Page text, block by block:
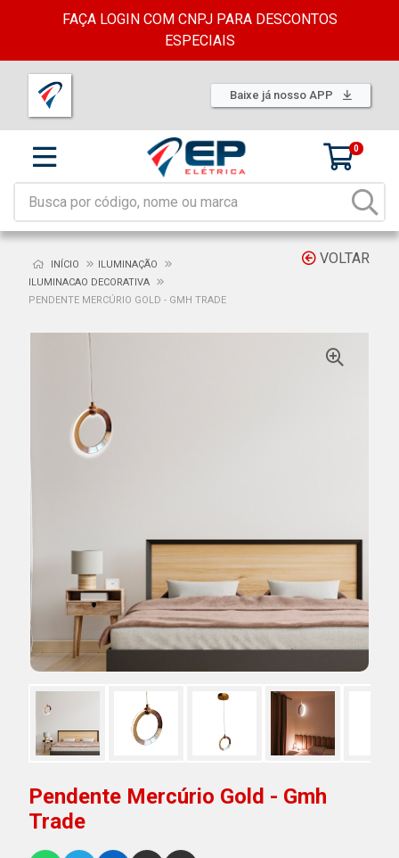
FAÇA LOGIN COM CNPJ PARA DESCONTOS
ESPECIAIS
Baixe já nosso APP
0
VOLTAR
INÍCIO
ILUMINAÇÃO
ILUMINACAO DECORATIVA
PENDENTE MERCÚRIO GOLD - GMH TRADE
Pendente Mercúrio Gold - Gmh
Trade